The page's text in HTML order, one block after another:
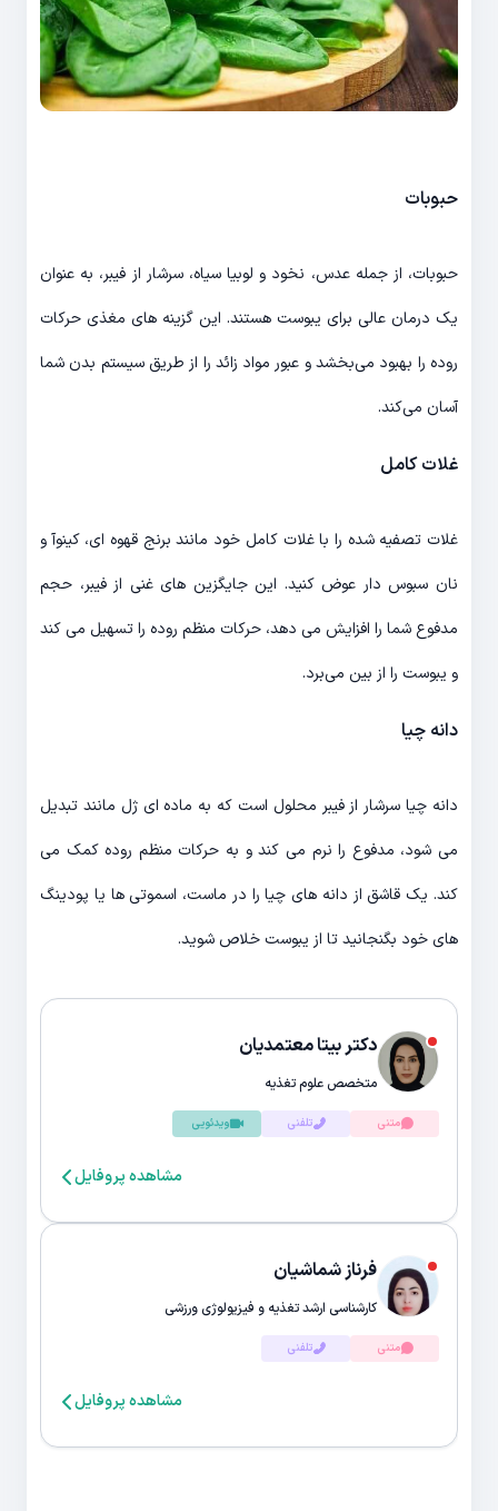
حبوبات
حبوبات، از جمله عدس، نخود و لوبیا سیاه، سرشار از فیبر، به عنوان
یک درمان عالی برای یبوست هستند. این گزینه های مغذی حرکات
روده را بهبود می‌بخشد و عبور مواد زائد را از طریق سیستم بدن شما
آسان می‌کند.
غلات کامل
غلات تصفیه شده را با غلات کامل خود مانند برنج قهوه ای، کینوآ و
نان سبوس دار عوض کنید. این جایگزین های غنی از فیبر، حجم
مدفوع شما را افزایش می دهد، حرکات منظم روده را تسهیل می کند
و یبوست را از بین می‌برد.
دانه چیا
دانه چیا سرشار از فیبر محلول است که به ماده ای ژل مانند تبدیل
می شود، مدفوع را نرم می کند و به حرکات منظم روده کمک می
کند. یک قاشق از دانه های چیا را در ماست، اسموتی ها یا پودینگ
های خود بگنجانید تا از یبوست خلاص شوید.
دکتر بیتا معتمدیان
متخصص علوم تغذیه
متنی تلفنی ویدئویی
مشاهده پروفایل
فرناز شماشیان
کارشناسی ارشد تغذیه و فیزیولوژی ورزشی
متنی تلفنی
مشاهده پروفایل